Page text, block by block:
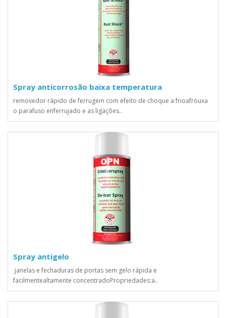
Spray anticorrosão baixa temperatura
removedor rápido de ferrugem com efeito de choque a frioafrouxa
o parafuso enferrujado e as ligações..
Spray antigelo
janelas e fechaduras de portas sem gelo rápida e
facilmentealtamente concentradoPropriedades:a..